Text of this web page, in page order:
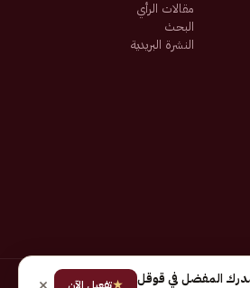
مقالات الرأي
البحث
النشرة البريدية
للنشر الإلكتروني المالكة لصحيفة عاجل
المفضل في قوقل ★تفعيل الآن